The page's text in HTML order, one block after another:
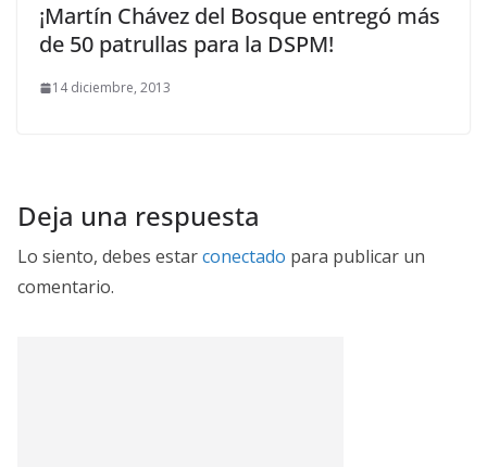
¡Martín Chávez del Bosque entregó más
de 50 patrullas para la DSPM!
14 diciembre, 2013
Deja una respuesta
Lo siento, debes estarconectado para publicar un
comentario.